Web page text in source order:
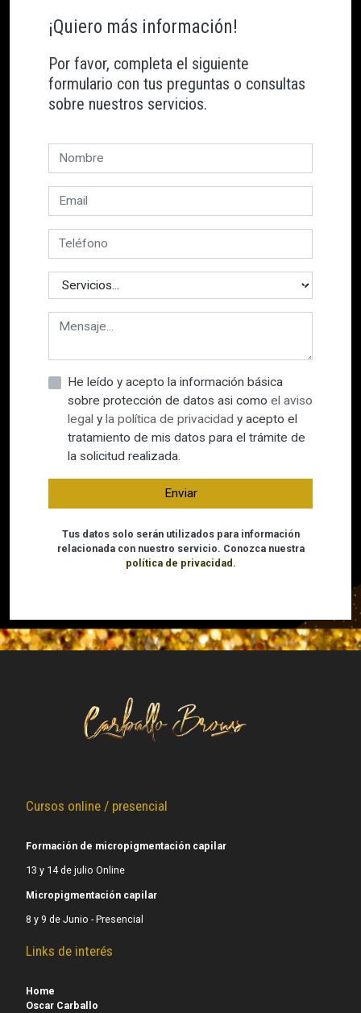
¡Quiero más información!
Por favor, completa el siguiente
formulario con tus preguntas o consultas
sobre nuestros servicios.
He leído y acepto la información básica
sobre protección de datos asi como el aviso
legal y la política de privacidad y acepto el
tratamiento de mis datos para el trámite de
la solicitud realizada.
Enviar
Tus datos solo serán utilizados para información
relacionada con nuestro servicio. Conozca nuestra
política de privacidad .
Cursos online / presencial
Formación de micropigmentación capilar
13 y 14 de julio Online
Micropigmentación capilar
8 y 9 de Junio - Presencial
Links de interés
Home
Oscar Carballo